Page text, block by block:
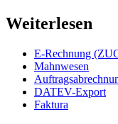
Weiterlesen
E-Rechnung
Mahnwesen
DATEV-Export
Faktura